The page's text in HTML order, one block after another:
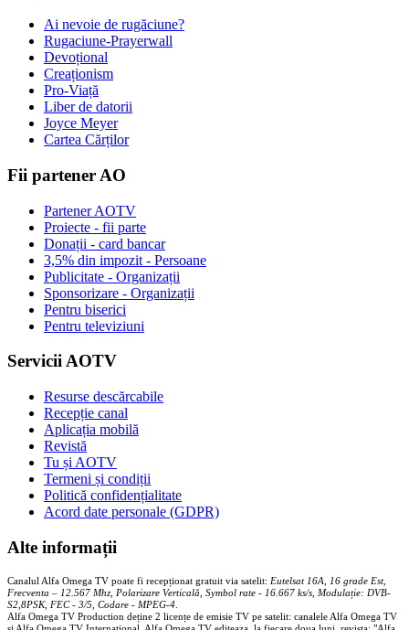
Ai nevoie de rugăciune?
Rugaciune-Prayerwall
Devoțional
Creaționism
Pro-Viață
Liber de datorii
Joyce Meyer
Cartea Cărților
Fii partener AO
Partener AOTV
Proiecte - fii parte
Donații - card bancar
3,5% din impozit - Persoane
Publicitate - Organizații
Sponsorizare - Organizații
Pentru biserici
Pentru televiziuni
Servicii AOTV
Resurse descărcabile
Recepție canal
Aplicația mobilă
Revistă
Tu și AOTV
Termeni și condiții
Politică confidențialitate
Acord date personale (GDPR)
Alte informații
Canalul Alfa Omega TV poate fi recepționat gratuit via satelit: Eutelsat 16A, 16 grade Est,
Frecventa – 12.567 Mhz, Polarizare Verticală, Symbol rate - 16.667 ks/s, Modulație: DVB-
S2,8PSK, FEC - 3/5, Codare - MPEG-4
Alfa Omega TV Production deține 2 licențe de emisie TV pe satelit: canalele Alfa Omega TV